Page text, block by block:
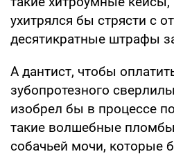
ухитрялся бы стрясти с
десятикратные штрафы
А дантист, чтобы
зубопротезного
изобрел бы в процессе
такие волшебные
собачьей мочи, которые